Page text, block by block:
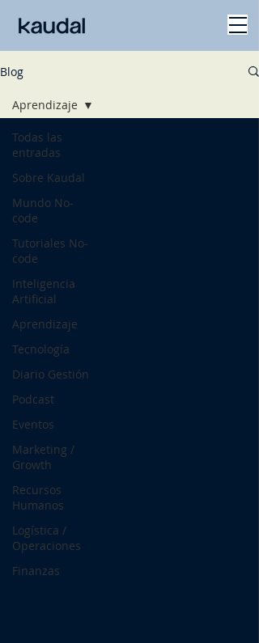
Blog
Todas las
entradas
Sobre Kaudal
Mundo No-
code
Tutoriales No-
code
Inteligencia
Artificial
Aprendizaje
Tecnología
Diario Gestión
Podcast
Eventos
Marketing /
Growth
Recursos
Humanos
Logística /
Operaciones
Finanzas
Aprendizaje